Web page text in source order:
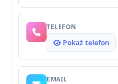
TELEFON
Pokaż telefon
EMAIL